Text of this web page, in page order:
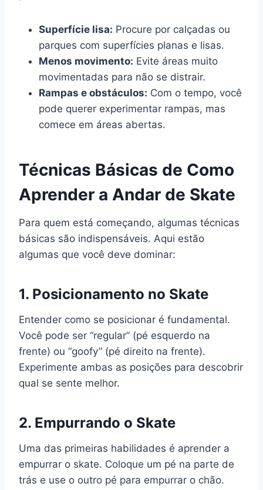
Superfície lisa: Procure por calçadas ou
parques com superfícies planas e lisas.
Menos movimento: Evite áreas muito
movimentadas para não se distrair.
Rampas e obstáculos: Com o tempo, você
pode querer experimentar rampas, mas
comece em áreas abertas.
Técnicas Básicas de Como
Aprender a Andar de Skate
Para quem está começando, algumas técnicas
básicas são indispensáveis. Aqui estão
algumas que você deve dominar:
1. Posicionamento no Skate
Entender como se posicionar é fundamental.
Você pode ser “regular” (pé esquerdo na
frente) ou “goofy” (pé direito na frente).
Experimente ambas as posições para descobrir
qual se sente melhor.
2. Empurrando o Skate
Uma das primeiras habilidades é aprender a
empurrar o skate. Coloque um pé na parte de
trás e use o outro pé para empurrar o chão.